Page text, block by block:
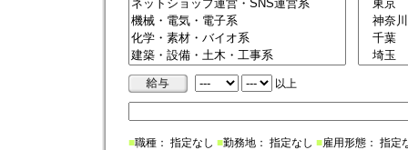
以上
■職種： 指定なし ■勤務地： 指定なし ■雇用形態： 指定